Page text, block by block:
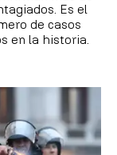
Es el
de casos
en la historia.